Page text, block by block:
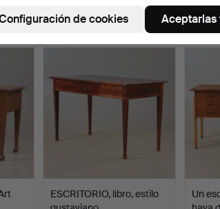
259 USD 237
ESCRITORIO, libro, estilo
Un
de cookies Aceptarlas